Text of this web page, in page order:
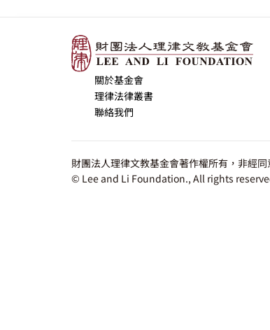
關於基金會
理律法律叢書
聯絡我們
財團法人理律文教基金會著作權所有，非經
© Lee and Li Foundation., All rights